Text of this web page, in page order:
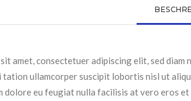
amet, consectetuer adipiscing elit, sed
ullamcorper suscipit lobortis nisl ut
dolore eu feugiat nulla facilisis at vero eros